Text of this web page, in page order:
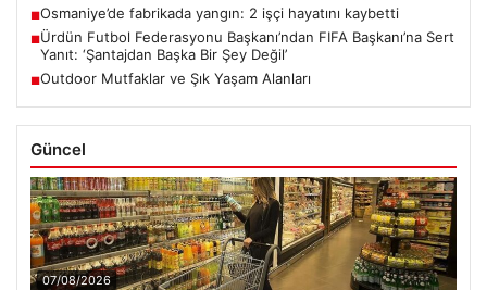
■Osmaniye’de fabrikada yangın: 2 işçi hayatını kaybetti
■Ürdün Futbol Federasyonu Başkanı’ndan FIFA Başkanı’na Sert
Yanıt: ‘Şantajdan Başka Bir Şey Değil’
■Outdoor Mutfaklar ve Şık Yaşam Alanları
Güncel
07/08/2026